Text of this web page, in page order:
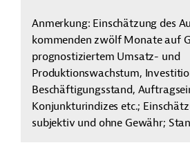
Anmerkung: Einschätzung des
kommenden zwölf Monate auf
prognostiziertem Umsatz- und
Produktionswachstum,
Beschäftigungsstand,
Konjunkturindizes etc.;
subjektiv und ohne Gewähr;